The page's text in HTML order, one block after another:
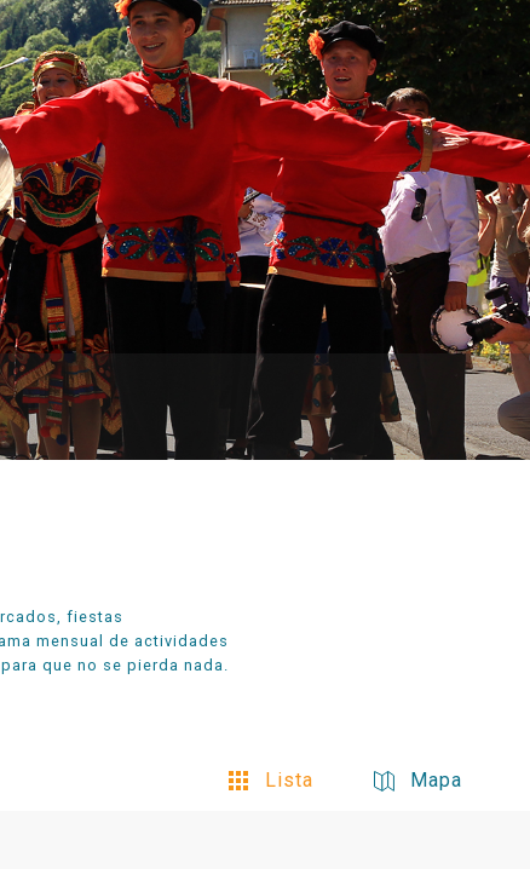
fiestas
mensual de actividades
que no se pierda nada.
Lista Mapa